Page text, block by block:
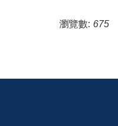
瀏覽數: 675